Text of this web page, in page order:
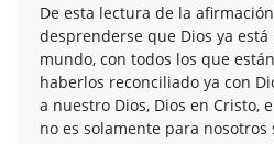
De esta lectura de la
desprenderse que Dios ya
mundo, con todos los que
haberlos reconciliado ya con
a nuestro Dios, Dios en Cristo,
no es solamente para